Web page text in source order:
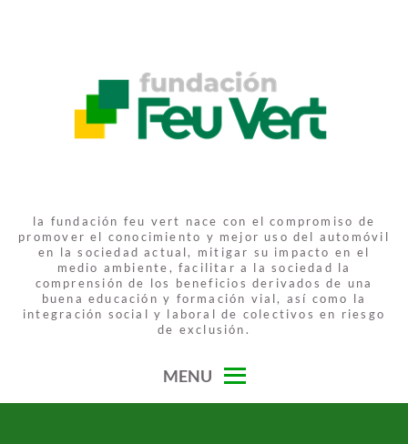
la fundación feu vert nace con el compromiso de
promover el conocimiento y mejor uso del automóvil
en la sociedad actual, mitigar su impacto en el
medio ambiente, facilitar a la sociedad la
comprensión de los beneficios derivados de una
buena educación y formación vial, así como la
integración social y laboral de colectivos en riesgo
de exclusión.
MENU